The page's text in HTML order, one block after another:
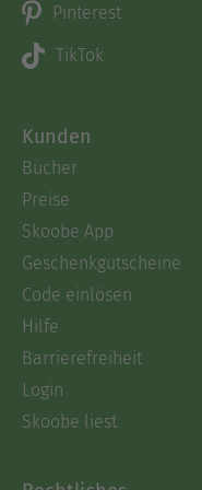
Pinterest
TikTok
Kunden
Bücher
Preise
Skoobe App
Geschenkgutscheine
Code einlösen
Hilfe
Barrierefreiheit
Login
Skoobe liest